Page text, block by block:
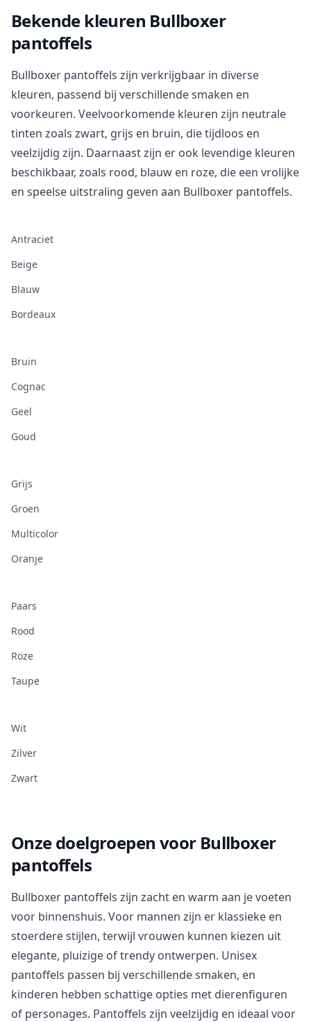
Bekende kleuren Bullboxer
pantoffels
Bullboxer pantoffels zijn verkrijgbaar in diverse
kleuren, passend bij verschillende smaken en
voorkeuren. Veelvoorkomende kleuren zijn neutrale
tinten zoals zwart, grijs en bruin, die tijdloos en
veelzijdig zijn. Daarnaast zijn er ook levendige kleuren
beschikbaar, zoals rood, blauw en roze, die een vrolijke
en speelse uitstraling geven aan Bullboxer pantoffels.
Antraciet
Beige
Blauw
Bordeaux
Bruin
Cognac
Geel
Goud
Grijs
Groen
Multicolor
Oranje
Paars
Rood
Roze
Taupe
Wit
Zilver
Zwart
Onze doelgroepen voor Bullboxer
pantoffels
Bullboxer pantoffels zijn zacht en warm aan je voeten
voor binnenshuis. Voor mannen zijn er klassieke en
stoerdere stijlen, terwijl vrouwen kunnen kiezen uit
elegante, pluizige of trendy ontwerpen. Unisex
pantoffels passen bij verschillende smaken, en
kinderen hebben schattige opties met dierenfiguren
of personages. Pantoffels zijn veelzijdig en ideaal voor